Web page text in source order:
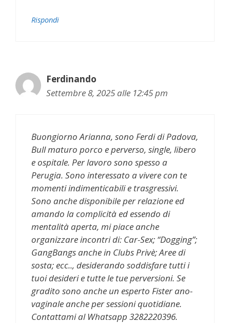
Rispondi
Ferdinando
Settembre 8, 2025 alle 12:45 pm
Buongiorno Arianna, sono Ferdi di Padova,
Bull maturo porco e perverso, single, libero
e ospitale. Per lavoro sono spesso a
Perugia. Sono interessato a vivere con te
momenti indimenticabili e trasgressivi.
Sono anche disponibile per relazione ed
amando la complicità ed essendo di
mentalità aperta, mi piace anche
organizzare incontri di: Car-Sex; “Dogging”;
GangBangs anche in Clubs Privè; Aree di
sosta; ecc.., desiderando soddisfare tutti i
tuoi desideri e tutte le tue perversioni. Se
gradito sono anche un esperto Fister ano-
vaginale anche per sessioni quotidiane.
Contattami al Whatsapp 3282220396.